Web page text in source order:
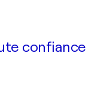
confiance